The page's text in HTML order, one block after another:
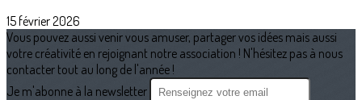
15 février 2026
Vous pouvez aussi venir vous amuser, partager vos idées mais aussi
votre créativité en rejoignant notre association ! N'hésitez pas à nous
contacter tout au long de l'année !
Je m'abonne à la newsletter